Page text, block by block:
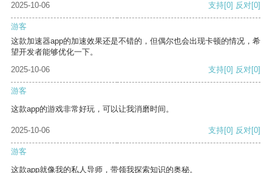
2025-10-06
支持[0] 反对[0]
游客
这款加速器app的加速效果还是不错的，但偶尔也会出现卡顿的情况，希
望开发者能够优化一下。
2025-10-06
支持[0] 反对[0]
游客
这款app的游戏非常好玩，可以让我消磨时间。
2025-10-06 支持[0] 反对[0]
游客
这款app就像我的私人导师，带领我探索知识的奥秘。